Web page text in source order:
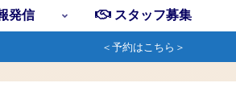
発信 スタッフ募集
＜予約はこちら＞